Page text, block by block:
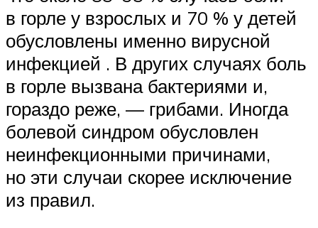
в горле у взрослых и 70 % у детей
обусловлены именно вирусной
инфекцией . В других случаях боль
в горле вызвана бактериями и,
гораздо реже, — грибами. Иногда
болевой синдром обусловлен
неинфекционными причинами,
но эти случаи скорее исключение
из правил.